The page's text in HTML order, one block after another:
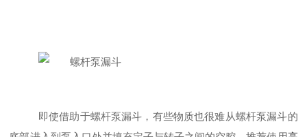
即使借助于螺杆泵漏斗，有些物质也很难从螺杆泵漏斗的